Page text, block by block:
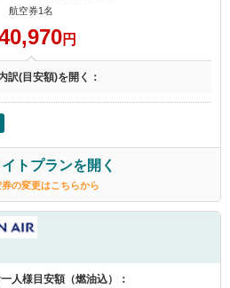
航空券1名
円
訳(目安額)を開く：
トプランを開く
の変更はこちらから
人様目安額（燃油込）：